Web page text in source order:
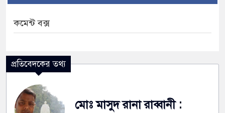
কমেন্ট বক্স
প্রতিবেদকের তথ্য
মোঃ মাসুদ রানা রাব্বানী :